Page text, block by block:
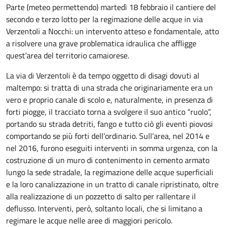
Parte (meteo permettendo) martedì 18 febbraio il cantiere del
secondo e terzo lotto per la regimazione delle acque in via
Verzentoli a Nocchi: un intervento atteso e fondamentale, atto
a risolvere una grave problematica idraulica che affligge
quest’area del territorio camaiorese.
La via di Verzentoli è da tempo oggetto di disagi dovuti al
maltempo: si tratta di una strada che originariamente era un
vero e proprio canale di scolo e, naturalmente, in presenza di
forti piogge, il tracciato torna a svolgere il suo antico “ruolo”,
portando su strada detriti, fango e tutto ciò gli eventi piovosi
comportando se più forti dell’ordinario. Sull’area, nel 2014 e
nel 2016, furono eseguiti interventi in somma urgenza, con la
costruzione di un muro di contenimento in cemento armato
lungo la sede stradale, la regimazione delle acque superficiali
e la loro canalizzazione in un tratto di canale ripristinato, oltre
alla realizzazione di un pozzetto di salto per rallentare il
deflusso. Interventi, però, soltanto locali, che si limitano a
regimare le acque nelle aree di maggiori pericolo.